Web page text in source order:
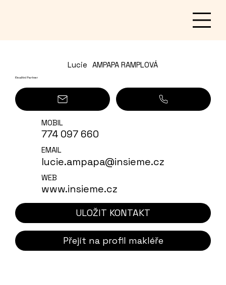
Lucie AMPAPA RAMPLOVÁ
Realitní Partner
MOBIL
774 097 660
EMAIL
lucie.ampapa@insieme.cz
WEB
www.insieme.cz
ULOŽIT KONTAKT
Přejít na profil makléře